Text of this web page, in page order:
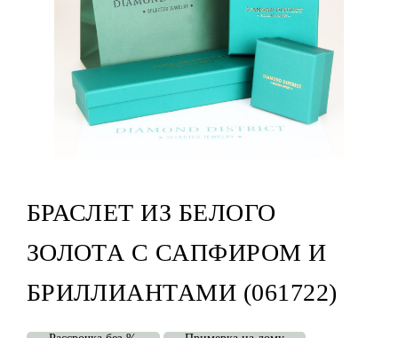
БРАСЛЕТ ИЗ БЕЛОГО
ЗОЛОТА С САПФИРОМ И
БРИЛЛИАНТАМИ (061722)